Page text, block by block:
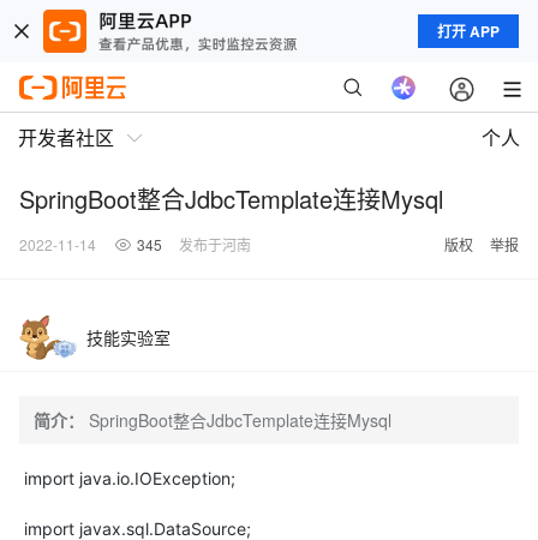
打开 APP
开发者社区 个人
SpringBoot整合JdbcTemplate连接Mysql
2022-11-14 345 发布于河南 版权 举报
技能实验室
简介： SpringBoot整合JdbcTemplate连接Mysql
import java.io.IOException;
import javax.sql.DataSource;